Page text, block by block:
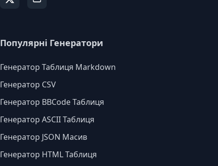
Популярні Генератори
Генератор Таблиця Markdown
Генератор CSV
Генератор BBCode Таблиця
Генератор ASCII Таблиця
Генератор JSON Масив
Генератор HTML Таблиця